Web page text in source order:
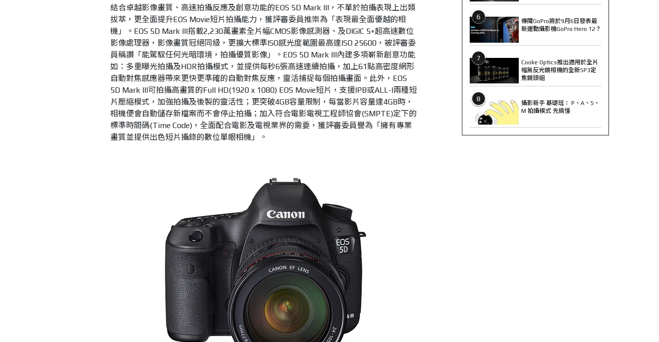
結合卓越影像畫質、高速拍攝反應及創意功能的EOS 5D Mark III，不單於拍攝表現上出類
拔萃，更全面提升EOS Movie短片拍攝能力， 獲評審委員推崇為「表現最全面優越的相
機」
。 EOS 5D Mark III搭載2,230萬畫素全片幅CMOS影像感測器、及DIGIC 5+超高速數位
影像處理器，影像畫質冠絕同級，更擴大標準ISO感光度範圍最高達ISO 25600， 被評審委
員稱讚「能駕馭任何光暗環境，拍攝優質影像」
。 EOS 5D Mark III內建多項嶄新創意功能
如：多重曝光拍攝及HDR拍攝模式，並提供每秒6張高速連續拍攝，加上61點高密度網形
自動對焦感應器帶來更快更準確的自動對焦反應，靈活捕捉每個拍攝畫面。此外， EOS
5D Mark III可拍攝高畫質的Full HD(1920 x 1080) EOS Movie短片，支援IPB或ALL-I兩種短
片壓縮模式，加強拍攝及後製的靈活性；更突破4GB容量限制，每當影片容量達4GB時，
相機便會自動儲存新檔案而不會停止拍攝；加入符合電影電視工程師協會(SMPTE)定下的
標準時間碼(Time Code)，全面配合電影及電視業界的需要， 獲評審委員譽為「擁有專業
畫質並提供出色短片攝錄的數位單眼相機」
。
6
傳聞GoPro將於9月6日發表最
新運動攝影機GoPro Hero 12？
7
Cooke Optics推出適用於全片
幅無反光鏡相機的全新SP3定
焦鏡頭組
8
攝影新手 基礎班： P、A、S、
M 拍攝模式 先搞懂